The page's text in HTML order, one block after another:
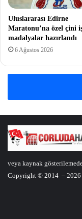
Uluslararası Edirne
Maratonu’na özel çini
madalyalar hazırlandı
6 Ağustos 2026
veya kaynak
Copyright © 2014 – 2026